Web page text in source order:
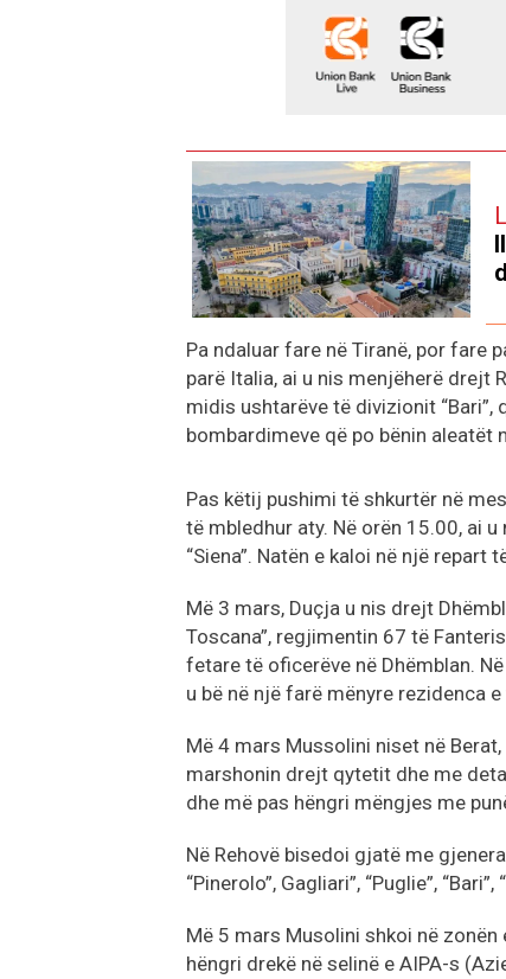
Pa ndaluar fare në Tiranë, por fare
parë Italia, ai u nis menjëherë drejt
midis ushtarëve të divizionit “Bari”,
bombardimeve që po bënin aleatët
Pas këtij pushimi të shkurtër në
të mbledhur aty. Në orën 15.00, ai
“Siena”. Natën e kaloi në një
Më 3 mars, Duçja u nis drejt
Toscana”, regjimentin 67 të
fetare të oficerëve në Dhëmblan.
u bë në një farë mënyre rezidenca
Më 4 mars Mussolini niset në
marshonin drejt qytetit dhe me
dhe më pas hëngri mëngjes me
Në Rehovë bisedoi gjatë me
“Pinerolo”, Gagliari”, “Puglie”,
Më 5 mars Musolini shkoi në zonën
hëngri drekë në selinë e AIPA-s